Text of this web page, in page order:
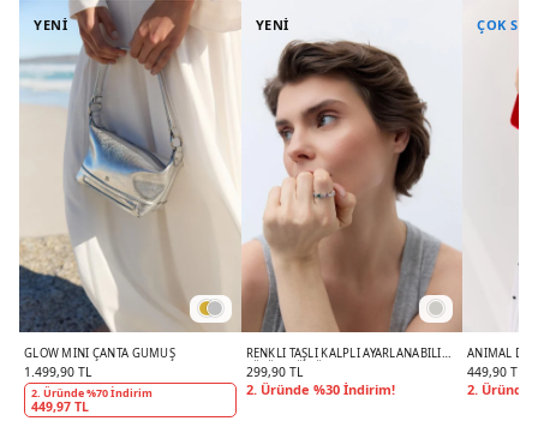
YENİ
GLOW MINI ÇANTA GÜMÜŞ
1.499,90 TL
2. Üründe %70 İndirim
449,97 TL
YENİ
RENKLI TAŞLI KALPLI AYARLANABILIR
YÜZÜK GÜMÜŞ
299,90 TL
2. Üründe %30 İndirim!
ÇOK
ANIMAL
449,90 TL
2. Üründe